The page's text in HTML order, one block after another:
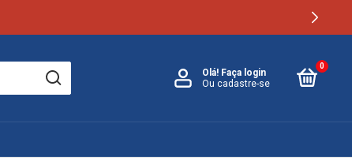
Olá! Faça login
Ou cadastre-se
0